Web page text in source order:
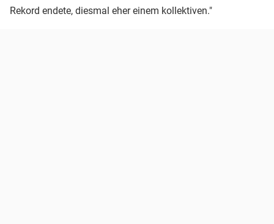
Rekord endete, diesmal eher einem kollektiven."